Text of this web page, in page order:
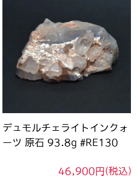
デュモルチェライトインクォ
ーツ 原石 93.8g #RE130
46,900円(税込)